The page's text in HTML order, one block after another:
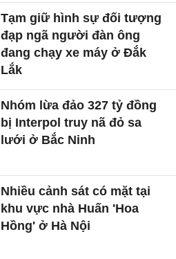
Tạm giữ hình sự đối tượng
đạp ngã người đàn ông
đang chạy xe máy ở Đắk
Lắk
Nhóm lừa đảo 327 tỷ đồng
bị Interpol truy nã đỏ sa
lưới ở Bắc Ninh
Nhiều cảnh sát có mặt tại
khu vực nhà Huấn 'Hoa
Hồng' ở Hà Nội